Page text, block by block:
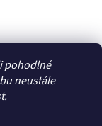
pohodlné
neustále